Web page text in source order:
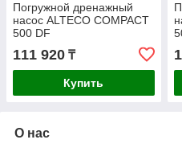
Погружной дренажный
насос ALTECO COMPACT
500 DF
111 920 ₸
Купить
О нас